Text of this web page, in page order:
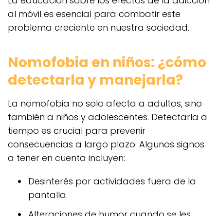
al móvil es esencial para combatir este
problema creciente en nuestra sociedad.
Nomofobia en niños: ¿cómo
detectarla y manejarla?
La nomofobia no solo afecta a adultos, sino
también a niños y adolescentes. Detectarla a
tiempo es crucial para prevenir
consecuencias a largo plazo. Algunos signos
a tener en cuenta incluyen:
Desinterés por actividades fuera de la
pantalla.